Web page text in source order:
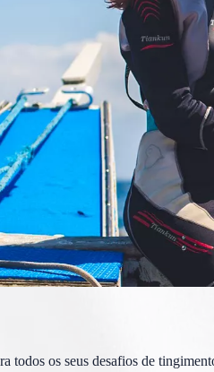
todos os seus desafios de